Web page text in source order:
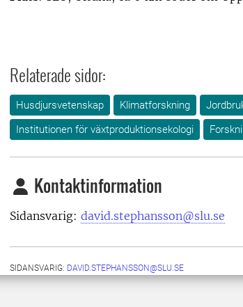
Relaterade sidor:
Husdjursvetenskap Klimatforskning
Institutionen för växtproduktionsekologi
Kontaktinformation
Sidansvarig: david.stephansson@slu.se
SIDANSVARIG: DAVID.STEPHANSSON@SLU.SE